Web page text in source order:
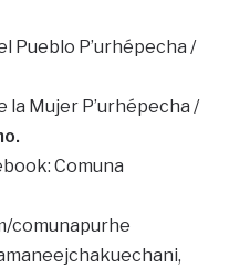
Pueblo P’urhépecha /
la Mujer P’urhépecha /
Comuna
comunapurhe